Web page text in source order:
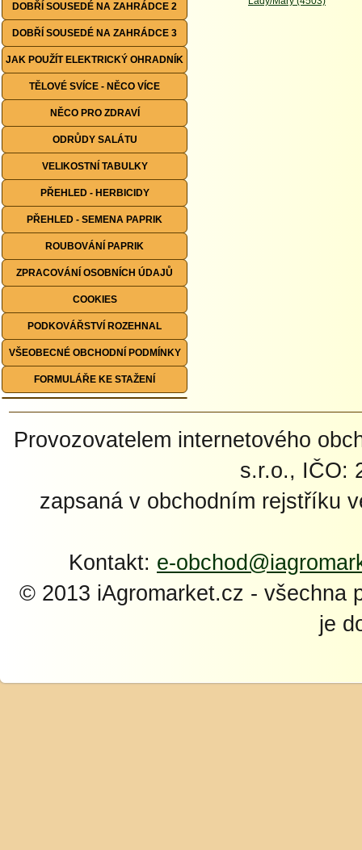
DOBŘÍ SOUSEDÉ NA ZAHRÁDCE 2
DOBŘÍ SOUSEDÉ NA ZAHRÁDCE 3
JAK POUŽÍT ELEKTRICKÝ OHRADNÍK
TĚLOVÉ SVÍCE - NĚCO VÍCE
NĚCO PRO ZDRAVÍ
ODRŮDY SALÁTU
VELIKOSTNÍ TABULKY
PŘEHLED - HERBICIDY
PŘEHLED - SEMENA PAPRIK
ROUBOVÁNÍ PAPRIK
ZPRACOVÁNÍ OSOBNÍCH ÚDAJŮ
COOKIES
PODKOVÁŘSTVÍ ROZEHNAL
VŠEOBECNÉ OBCHODNÍ PODMÍNKY
FORMULÁŘE KE STAŽENÍ
Provozovatelem internetového
s.r.o., IČO:
zapsaná v obchodním rejstříku
Kontakt: e-
© 2013 iAgromarket.cz - všechna
je